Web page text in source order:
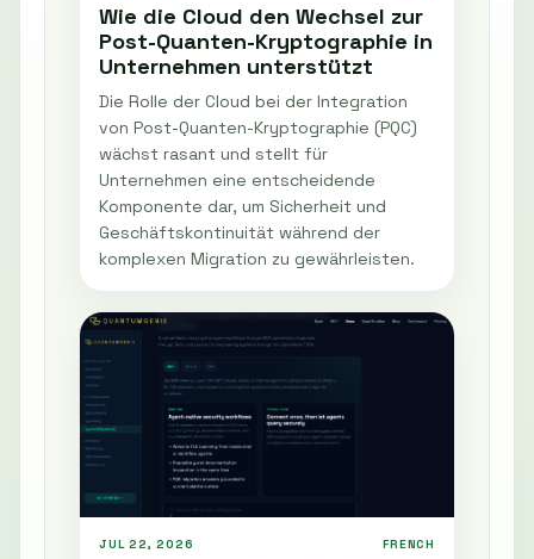
Wie die Cloud den Wechsel zur
Post-Quanten-Kryptographie in
Unternehmen unterstützt
Die Rolle der Cloud bei der Integration
von Post-Quanten-Kryptographie (PQC)
wächst rasant und stellt für
Unternehmen eine entscheidende
Komponente dar, um Sicherheit und
Geschäftskontinuität während der
komplexen Migration zu gewährleisten.
JUL 22, 2026 FRENCH